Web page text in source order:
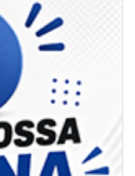
resultado da região